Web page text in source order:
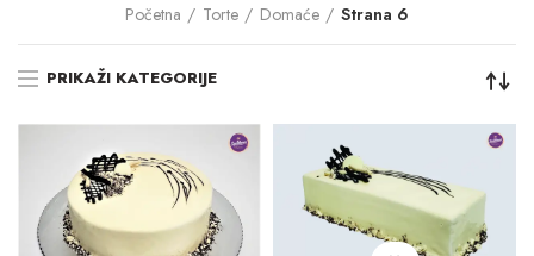
Početna Torte Domaće Strana 6
PRIKAŽI KATEGORIJE